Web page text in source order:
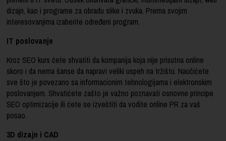
dizajn, kao i programe za obradu slike i zvuka. Prema svojim
interesovanjima izaberite određeni program.
IT poslovanje
Kroz SEO kurs ćete shvatiti da kompanija koja nije prisutna online
skoro i da nema šanse da napravi veliki uspeh na tržištu. Naučićete
sve što je povezano sa informacionim tehnologijama i elektronskim
poslovanjem. Shvatićete zašto je važno poznavati osnovne principe
SEO optimizacije ili ćete se izveštiti da vodite online PR za vaš
posao.
3D dizajn i CAD